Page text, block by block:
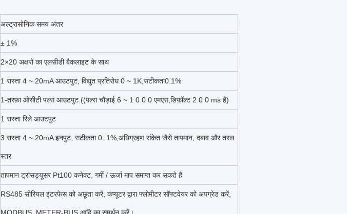
अल्ट्रासोनिक समय अंतर
± 1%
2×20 अक्षरों का एलसीडी बैकलाइट के साथ
1 रास्ता 4 ~ 20mA आउटपुट, विद्युत प्रतिरोध 0 ~ 1K सटीकता0.1%
1-तरफ़ा ओसीटी पल्स आउटपुट ((पल्स चौड़ाई 6 ~ 1 0 0 0 एमएस,डिफ़ॉल्ट 2 0 0 ms है)
1 रास्ता रिले आउटपुट
3 रास्ता 4 ~ 20mA इनपुट, सटीकता 0. 1% अधिग्रहण संकेत जैसे तापमान, दबाव और तरल
स्तर
तापमान ट्रांसड्यूसर Pt100 कनेक्ट, गर्मी / ऊर्जा माप समाप्त कर सकते हैं
RS485 सीरियल इंटरफेस को अछूता करें, कंप्यूटर द्वारा फ्लोमीटर सॉफ्टवेयर को अपग्रेड करें,